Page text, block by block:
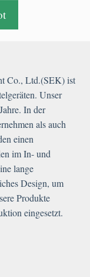
Co., Ltd.(SEK) ist
Unser
In der
als auch
einen
im In- und
lange
Design, um
Produkte
eingesetzt.